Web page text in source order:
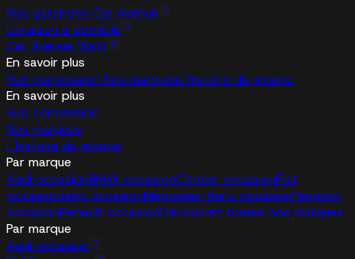
Nos garanties Car Avenue
Livraison à domicile
Car Avenue Watt
En savoir plus
Hub concession Nos marquesL'histoire du groupe
En savoir plus
Hub concession
Nos marques
L'histoire du groupe
Par marque
Audi occasionBMW occasionCitroën occasionFiat
occasionJeep occasionMercedes-Benz occasionPeugeot
occasionRenault occasionDécouvrez toutes nos marques
Par marque
Audi occasion